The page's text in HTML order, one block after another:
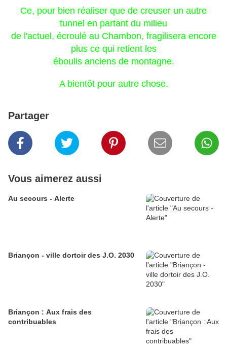
Ce, pour bien réaliser que de creuser un autre
tunnel en partant du milieu
de l'actuel, écroulé au Chambon, fragilisera encore
plus ce qui retient les
éboulis anciens de montagne.
A bientôt pour autre chose.
Partager
Vous aimerez aussi
Au secours - Alerte
Briançon - ville dortoir des J.O. 2030
Briançon : Aux frais des
contribuables